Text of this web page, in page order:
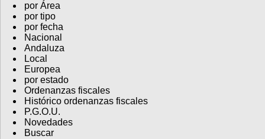
por Área
por tipo
por fecha
Nacional
Andaluza
Local
Europea
por estado
Ordenanzas fiscales
Histórico ordenanzas fiscales
P.G.O.U.
Novedades
Buscar